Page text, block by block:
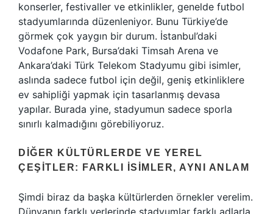
konserler, festivaller ve etkinlikler, genelde futbol
stadyumlarında düzenleniyor. Bunu Türkiye’de
görmek çok yaygın bir durum. İstanbul’daki
Vodafone Park, Bursa’daki Timsah Arena ve
Ankara’daki Türk Telekom Stadyumu gibi isimler,
aslında sadece futbol için değil, geniş etkinliklere
ev sahipliği yapmak için tasarlanmış devasa
yapılar. Burada yine, stadyumun sadece sporla
sınırlı kalmadığını görebiliyoruz.
DIĞER KÜLTÜRLERDE VE YEREL
ÇEŞITLER: FARKLI İSIMLER, AYNI ANLAM
Şimdi biraz da başka kültürlerden örnekler verelim.
Dünyanın farklı yerlerinde stadyumlar farklı adlarla